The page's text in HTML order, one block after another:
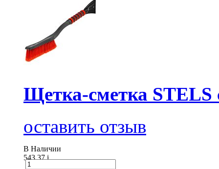
Щетка-сметка STELS
оставить отзыв
В Наличии
543.37i